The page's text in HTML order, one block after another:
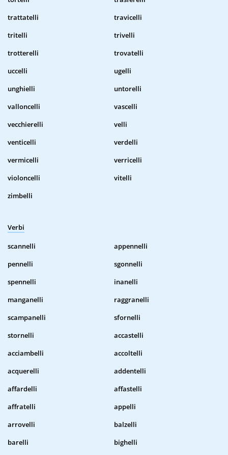
trattatelli
travicelli
tritelli
trivelli
trotterelli
trovatelli
uccelli
ugelli
unghielli
untorelli
valloncelli
vascelli
vecchierelli
velli
venticelli
verdelli
vermicelli
verricelli
violoncelli
vitelli
zimbelli
Verbi
scannelli
appennelli
pennelli
sgonnelli
spennelli
inanelli
manganelli
raggranelli
scampanelli
sfornelli
stornelli
accastelli
acciambelli
accoltelli
acquerelli
addentelli
affardelli
affastelli
affratelli
appelli
arrovelli
balzelli
barelli
bighelli